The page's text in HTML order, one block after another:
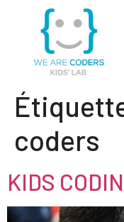
coders
KIDS